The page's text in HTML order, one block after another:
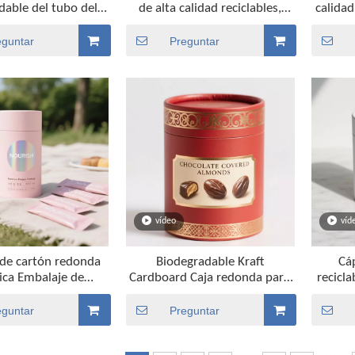
del tubo del
envases del papel
aluminio
de alta calidad reciclables,
tubo de café, embalaje con
papel de aluminio
Preguntar
cartón redonda
Embalaje de
de proteína
proteína Caja de
vídeo
Biodegradable Kraft
Cardboard Caja redonda para
galletas botes de papel de café
al por mayor
Preguntar